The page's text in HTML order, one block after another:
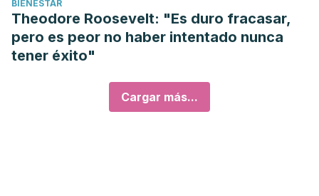
BIENESTAR
Theodore Roosevelt: "Es duro fracasar,
pero es peor no haber intentado nunca
tener éxito"
Cargar más...